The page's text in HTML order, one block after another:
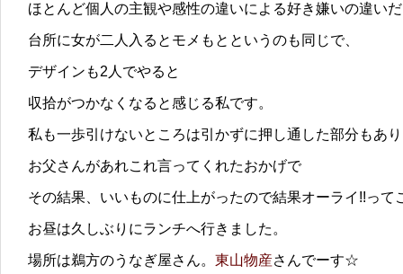
ほとんど個人の主観や感性の違いによる好き嫌いの違い
台所に女が二人入るとモメもとというのも同じで、
デザインも2人でやると
収拾がつかなくなると感じる私です。
私も一歩引けないところは引かずに押し通した部分もあ
お父さんがあれこれ言ってくれたおかげで
その結果、いいものに仕上がったので結果オーライ!!って
お昼は久しぶりにランチへ行きました。
場所は鵜方のうなぎ屋さん。 東山物産さんでーす☆